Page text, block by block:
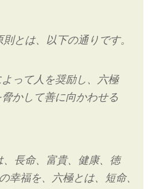
とは、以下の通りです。
って人を奨励し、六極
かして善に向かわせる
、長命、富貴、健康、徳
幸福を、六極とは、短命、